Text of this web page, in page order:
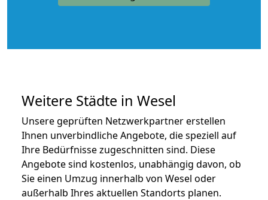
Weitere Städte in Wesel
Unsere geprüften Netzwerkpartner erstellen
Ihnen unverbindliche Angebote, die speziell auf
Ihre Bedürfnisse zugeschnitten sind. Diese
Angebote sind kostenlos, unabhängig davon, ob
Sie einen Umzug innerhalb von Wesel oder
außerhalb Ihres aktuellen Standorts planen.